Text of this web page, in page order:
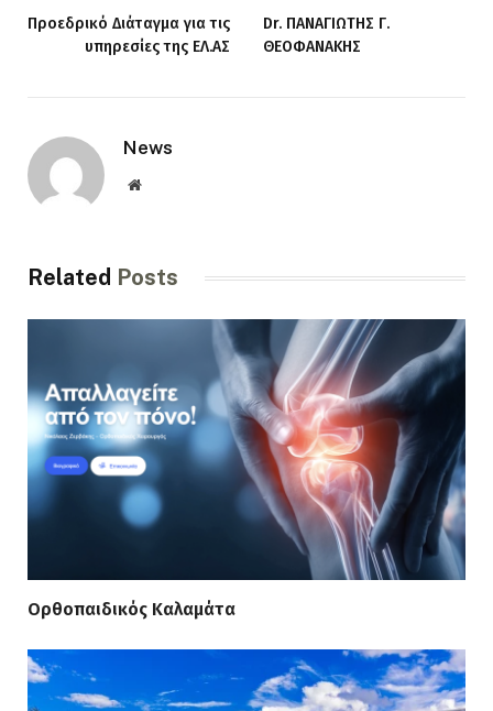
Προεδρικό Διάταγμα για τις
υπηρεσίες της ΕΛ.ΑΣ
Dr. ΠΑΝΑΓΙΩΤΗΣ Γ.
ΘΕΟΦΑΝΑΚΗΣ
News
Website
Related Posts
Ορθοπαιδικός Καλαμάτα